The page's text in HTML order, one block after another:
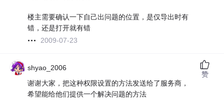
楼主需要确认一下自己出问题的位置，是仅导出时有
错，还是打开就有错
2009-07-23
shyao_2006
谢谢大家，把这种权限设置的方法发送给了服务商，
希望能给他们提供一个解决问题的方法
赞